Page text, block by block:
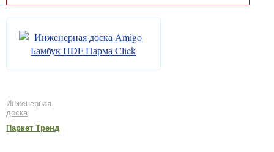
Инженерная
доска
Паркет Тренд